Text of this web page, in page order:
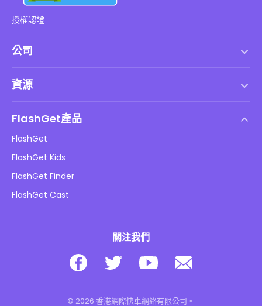
授權認證
公司
DMCA 政策
隱私政策
廣告政策
不要出售我的資訊
資源
兒童在線安全
下載
FlashGet產品
FlashGet
FlashGet Kids
FlashGet Finder
FlashGet Cast
關注我們
© 2026 香港網際快車網絡有限公司。